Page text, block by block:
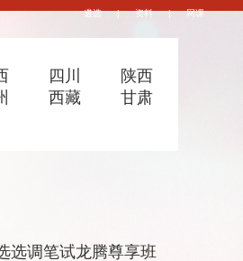
四川
陕西
西藏
甘肃
遴选 | 资料 | 网课